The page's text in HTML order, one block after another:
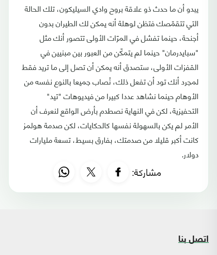
يبدو أن ما حدث ذو علاقة بروح وادي السيليكون، تلك الحالة
التي تتقمّصك فتظن لوهلة أنه يمكن لك الطيران بدون
أجنحة، حينما تفشل في المرّات الأولى تتصور أنك مثل
"سبايدرمان" حينما لم يتمكّن من العبور بين مبنيين في
القفزات الأولى، ستصدق أنه يمكن أن تصل إلى ما تريد فقط
لمجرد أنك تود أن تفعل ذلك، نُصاب جميعا بالنوع نفسه من
الأوهام حينما نشاهد عددا كبيرا من فيديوهات "تيد"
التحفيزية، لكن في النهاية نصطدم بأرض الواقع لنعرف أن
الأمر لم يكن بالسهولة نفسها كالحكايات، لكن صدمة هولمز
كانت أكبر قليلا من صدمتك، بفارق بسيط، تسعة مليارات
دولار.
مشاركة:
اتصل بنا